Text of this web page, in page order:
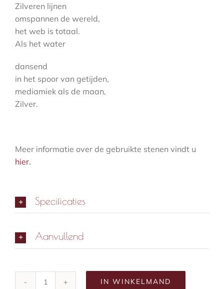
Zilveren lijnen
omspannen de wereld,
het web is totaal.
Als het water
dansend
in het spoor van getijden,
mediamiek als de maan,
Zilver.
Meer informatie over de gebruikte stenen vindt u
hier.
Specificaties
Aanvullend
IN WINKELMAND